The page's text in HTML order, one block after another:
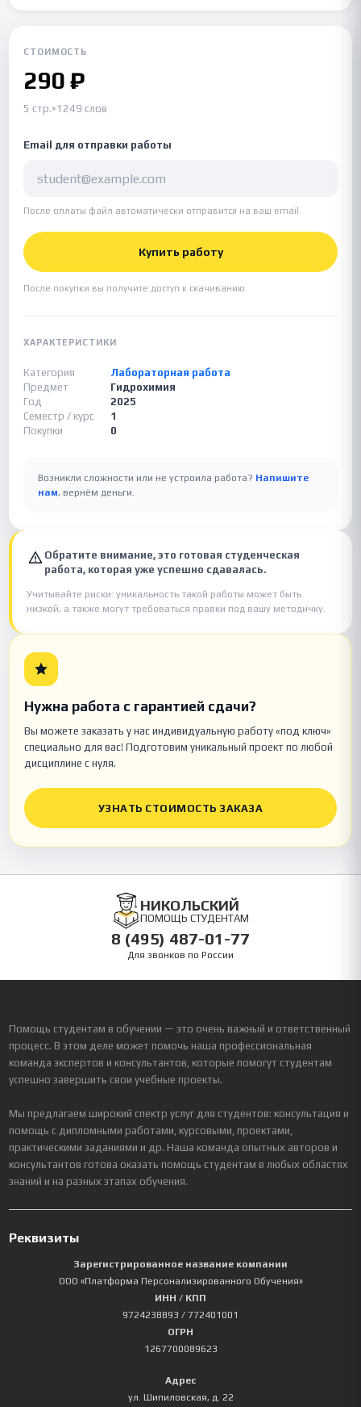
СТОИМОСТЬ
290 ₽
5 стр.•1249 слов
Email для отправки работы
После оплаты файл автоматически отправится на ваш email.
Купить работу
После покупки вы получите доступ к скачиванию.
ХАРАКТЕРИСТИКИ
Категория
Лабораторная работа
Предмет
Гидрохимия
Год
2025
Семестр / курс
1
Покупки
0
Возникли сложности или не устроила работа? Напишите
нам, вернём деньги.
Обратите внимание, это готовая студенческая
работа, которая уже успешно сдавалась.
Учитывайте риски: уникальность такой работы может быть
низкой, а также могут требоваться правки под вашу методичку.
Нужна работа с гарантией сдачи?
Вы можете заказать у нас индивидуальную работу «под ключ»
специально для вас! Подготовим уникальный проект по любой
дисциплине с нуля.
УЗНАТЬ СТОИМОСТЬ ЗАКАЗА
НИКОЛЬСКИЙ
ПОМОЩЬ СТУДЕНТАМ
8 (495) 487-01-77
Для звонков по России
Помощь студентам в обучении — это очень важный и ответственный
процесс. В этом деле может помочь наша профессиональная
команда экспертов и консультантов, которые помогут студентам
успешно завершить свои учебные проекты.
Мы предлагаем широкий спектр услуг для студентов: консультация и
помощь с дипломными работами, курсовыми, проектами,
практическими заданиями и др. Наша команда опытных авторов и
консультантов готова оказать помощь студентам в любых областях
знаний и на разных этапах обучения.
Реквизиты
Зарегистрированное название компании
ООО «Платформа Персонализированного Обучения»
ИНН / КПП
9724238893 / 772401001
ОГРН
1267700089623
Адрес
ул. Шипиловская, д. 22